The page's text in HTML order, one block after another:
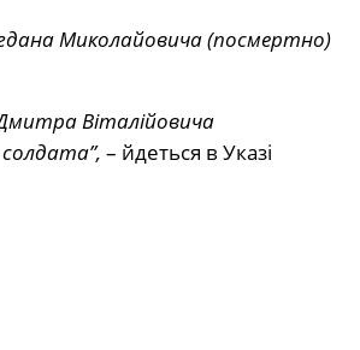
Миколайовича (посмертно)
Віталійовича
– йдеться в Указі